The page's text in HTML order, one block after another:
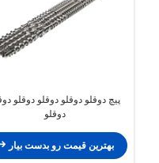
پیچ دوقلو دوقلو دوقلو دوقلو
دوقلو
بهترین قیمت رو بدست بیار